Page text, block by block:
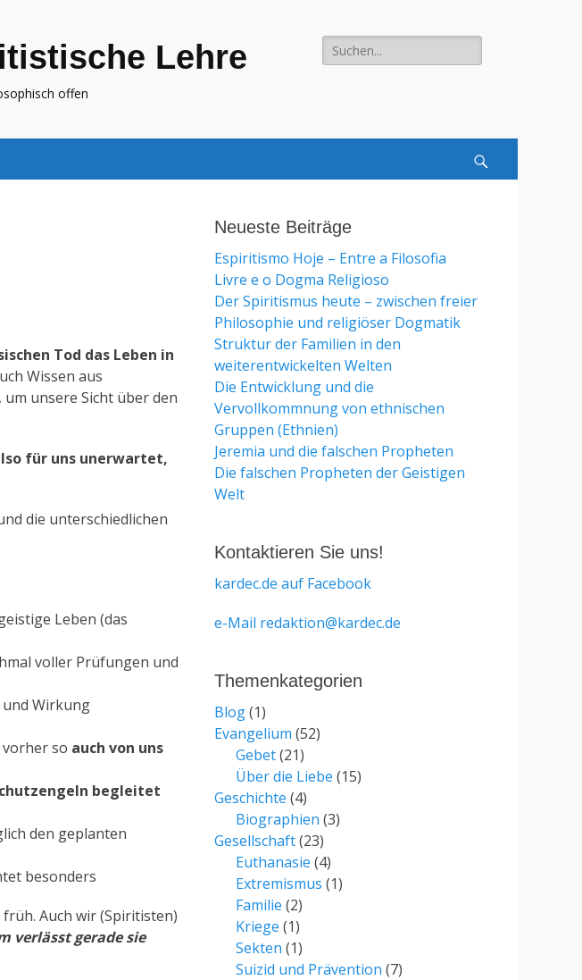
Lehre
offen
Suche
für:
Tod das Leben in
Wissen aus
unsere Sicht über den
für uns unerwartet,
die unterschiedlichen
Leben (das
voller Prüfungen und
und Wirkung
so auch von uns
begleitet
den geplanten
besonders
Auch wir (Spiritisten)
verlässt gerade sie
Neueste Beiträge
Espiritismo Hoje – Entre a Filosofia
Livre e o Dogma Religioso
Der Spiritismus heute – zwischen freier
Philosophie und religiöser Dogmatik
Struktur der Familien in den
weiterentwickelten Welten
Die Entwicklung und die
Vervollkommnung von ethnischen
Gruppen (Ethnien)
Jeremia und die falschen Propheten
Die falschen Propheten der Geistigen
Welt
Kontaktieren Sie uns!
kardec.de auf Facebook
e-Mail redaktion@kardec.de
Themenkategorien
Blog(1)
Evangelium (52)
Gebet(21)
Über die Liebe (15)
Geschichte (4)
Biographien (3)
Gesellschaft(23)
Euthanasie (4)
Extremismus (1)
Familie (2)
Kriege (1)
Sekten (1)
Suizid und Prävention (7)